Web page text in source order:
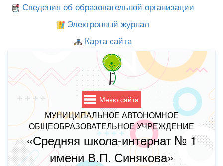
Сведения об образовательной организации
Электронный журнал
Карта сайта
Меню сайта
МУНИЦИПАЛЬНОЕ АВТОНОМНОЕ
ОБЩЕОБРАЗОВАТЕЛЬНОЕ УЧРЕЖДЕНИЕ
«Средняя школа-интернат № 1
имени В.П. Синякова»